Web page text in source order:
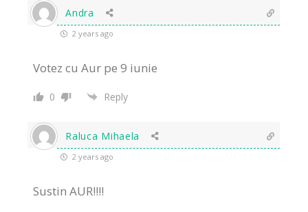
Andra
2 years ago
Votez cu Aur pe 9 iunie
0 Reply
Raluca Mihaela
2 years ago
Sustin AUR!!!!